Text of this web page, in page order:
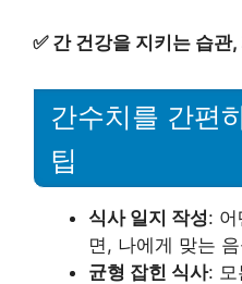
✅ 간 건강을 지키는 습관
간수치를 간편
팁
식사 일지 작성:
면, 나에게 맞는
균형 잡힌 식사: 모